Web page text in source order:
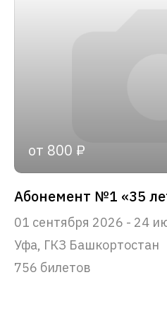
от 800 ₽
01 сентября 2026 - 24
Уфа, ГКЗ Башкортостан
756 билетов